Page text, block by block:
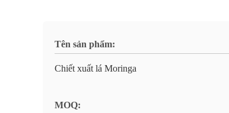
Tên sản phẩm:
Chiết xuất lá Moringa
MOQ: